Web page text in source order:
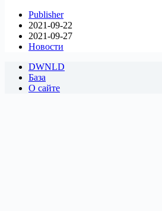
Publisher
2021-09-22
2021-09-27
Новости
DWNLD
База
О сайте